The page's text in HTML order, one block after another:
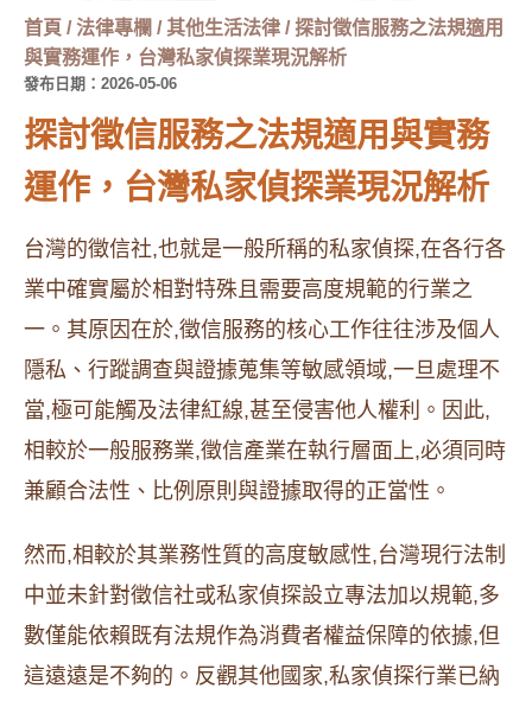
首頁 /法律專欄 / 其他生活法律 /探討徵信服務之法規適用
與實務運作，台灣私家偵探業現況解析
發布日期：2026-05-06
探討徵信服務之法規適用與實務
運作，台灣私家偵探業現況解析
台灣的徵信社,也就是一般所稱的私家偵探,在各行各
業中確實屬於相對特殊且需要高度規範的行業之
一。其原因在於,徵信服務的核心工作往往涉及個人
隱私、行蹤調查與證據蒐集等敏感領域,一旦處理不
當,極可能觸及法律紅線,甚至侵害他人權利。因此,
相較於一般服務業,徵信產業在執行層面上,必須同時
兼顧合法性、比例原則與證據取得的正當性。
然而,相較於其業務性質的高度敏感性,台灣現行法制
中並未針對徵信社或私家偵探設立專法加以規範,多
數僅能依賴既有法規作為消費者權益保障的依據,但
這遠遠是不夠的。反觀其他國家,私家偵探行業已納